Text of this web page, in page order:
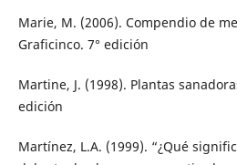
Marie, M. (2006). Compendio de
Graficinco. 7° edición
Martine, J. (1998). Plantas
edición
Martínez, L.A. (1999). “¿Qué